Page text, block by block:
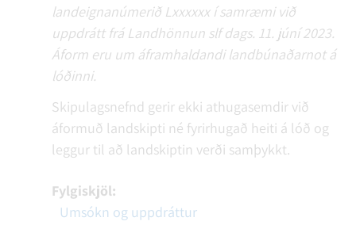
landeignanúmerið Lxxxxxx í samræmi við
uppdrátt frá Landhönnun slf dags. 11. júní 2023.
Áform eru um áframhaldandi landbúnaðarnot á
lóðinni.
Skipulagsnefnd gerir ekki athugasemdir við
áformuð landskipti né fyrirhugað heiti á lóð og
leggur til að landskiptin verði samþykkt.
Fylgiskjöl:
Umsókn og uppdráttur